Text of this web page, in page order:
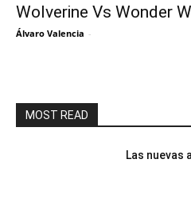
Wolverine Vs Wonder
Álvaro Valencia -
MOST READ
Las nuevas